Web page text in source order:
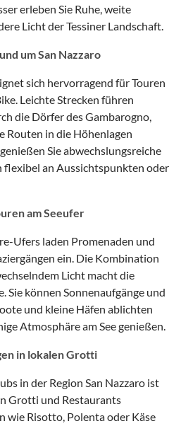
erleben Sie Ruhe, weite
Licht der Tessiner Landschaft.
um San Nazzaro
sich hervorragend für Touren
Leichte Strecken führen
die Dörfer des Gambarogno,
Routen in die Höhenlagen
Sie abwechslungsreiche
flexibel an Aussichtspunkten oder
am Seeufer
Ufers laden Promenaden und
ein. Die Kombination
Licht macht die
Sie können Sonnenaufgänge und
und kleine Häfen ablichten
Atmosphäre am See genießen.
in lokalen Grotti
in der Region San Nazzaro ist
Grotti und Restaurants
wie Risotto, Polenta oder Käse